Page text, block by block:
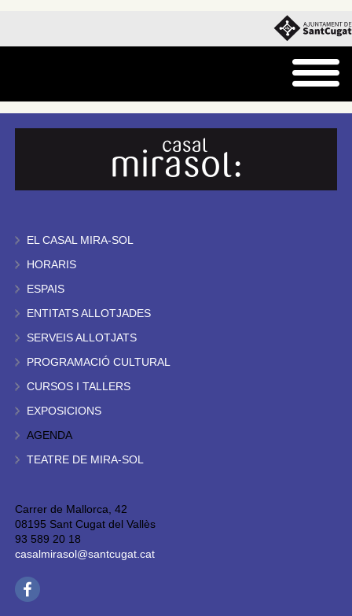
EL CASAL MIRA-SOL
HORARIS
ESPAIS
ENTITATS ALLOTJADES
SERVEIS ALLOTJATS
PROGRAMACIÓ CULTURAL
CURSOS I TALLERS
EXPOSICIONS
AGENDA
TEATRE DE MIRA-SOL
Carrer de Mallorca, 42
08195 Sant Cugat del Vallès
93 589 20 18
casalmirasol@santcugat.cat